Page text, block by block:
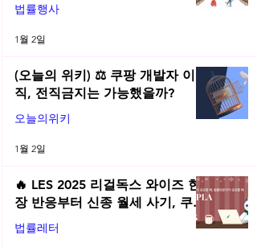
법률행사
1월 2일
(오늘의 위키) ⚖️ 쿠팡 개발자 이
직, 전직금지는 가능했을까?
오늘의위키
1월 2일
🔥 LES 2025 리걸독스 와이즈 현
장 반응부터 신종 월세 사기, 쿠팡
전직금지 가처분 위키까지| 2025
년 12월 네플라 법률레터
법률레터